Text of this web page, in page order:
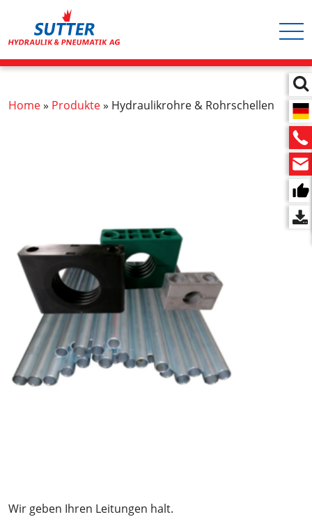
Inhalt
Hauptnavigation
Pfadnavigation
Home Produkte Hydraulikrohre & Rohrschellen
Wir geben Ihren Leitungen halt.